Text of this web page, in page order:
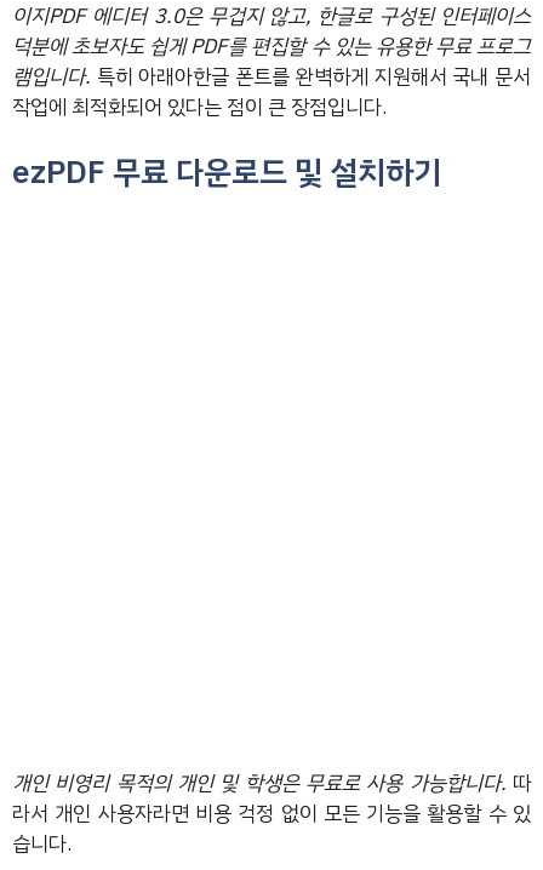
이지PDF 에디터 3.0은 무겁지 않고, 한글로 구성된 인터페이스
덕분에 초보자도 쉽게 PDF를 편집할 수 있는 유용한 무료 프로그
램입니다. 특히 아래아한글 폰트를 완벽하게 지원해서 국내 문서
작업에 최적화되어 있다는 점이 큰 장점입니다.
ezPDF 무료 다운로드 및 설치하기
개인 비영리 목적의 개인 및 학생은 무료로 사용 가능합니다. 따
라서 개인 사용자라면 비용 걱정 없이 모든 기능을 활용할 수 있
습니다.